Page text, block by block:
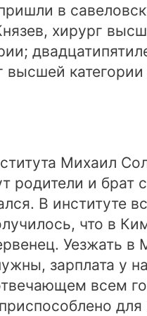
в
хирург
высшей
Михаил
и брат
В институте
что в
Уезжать в
зарплата у
всем